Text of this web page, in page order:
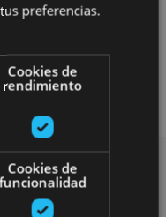
Otros
preferencias.
Cookies de
rendimiento
Cookies de